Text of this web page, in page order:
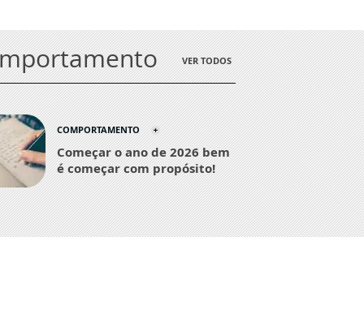
VER TODOS
COMPORTAMENTO
Começar o ano de 2026 bem
é começar com propósito!